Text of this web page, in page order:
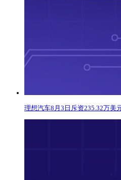
理想汽车8月3日斥资235.32万美